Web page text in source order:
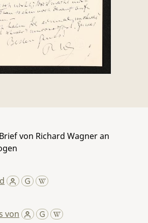
von Richard Wagner an
von